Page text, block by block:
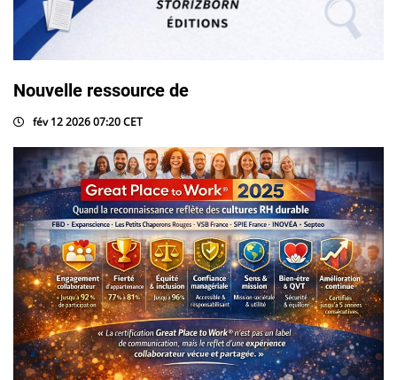
Nouvelle ressource de
fév 12 2026 07:20 CET